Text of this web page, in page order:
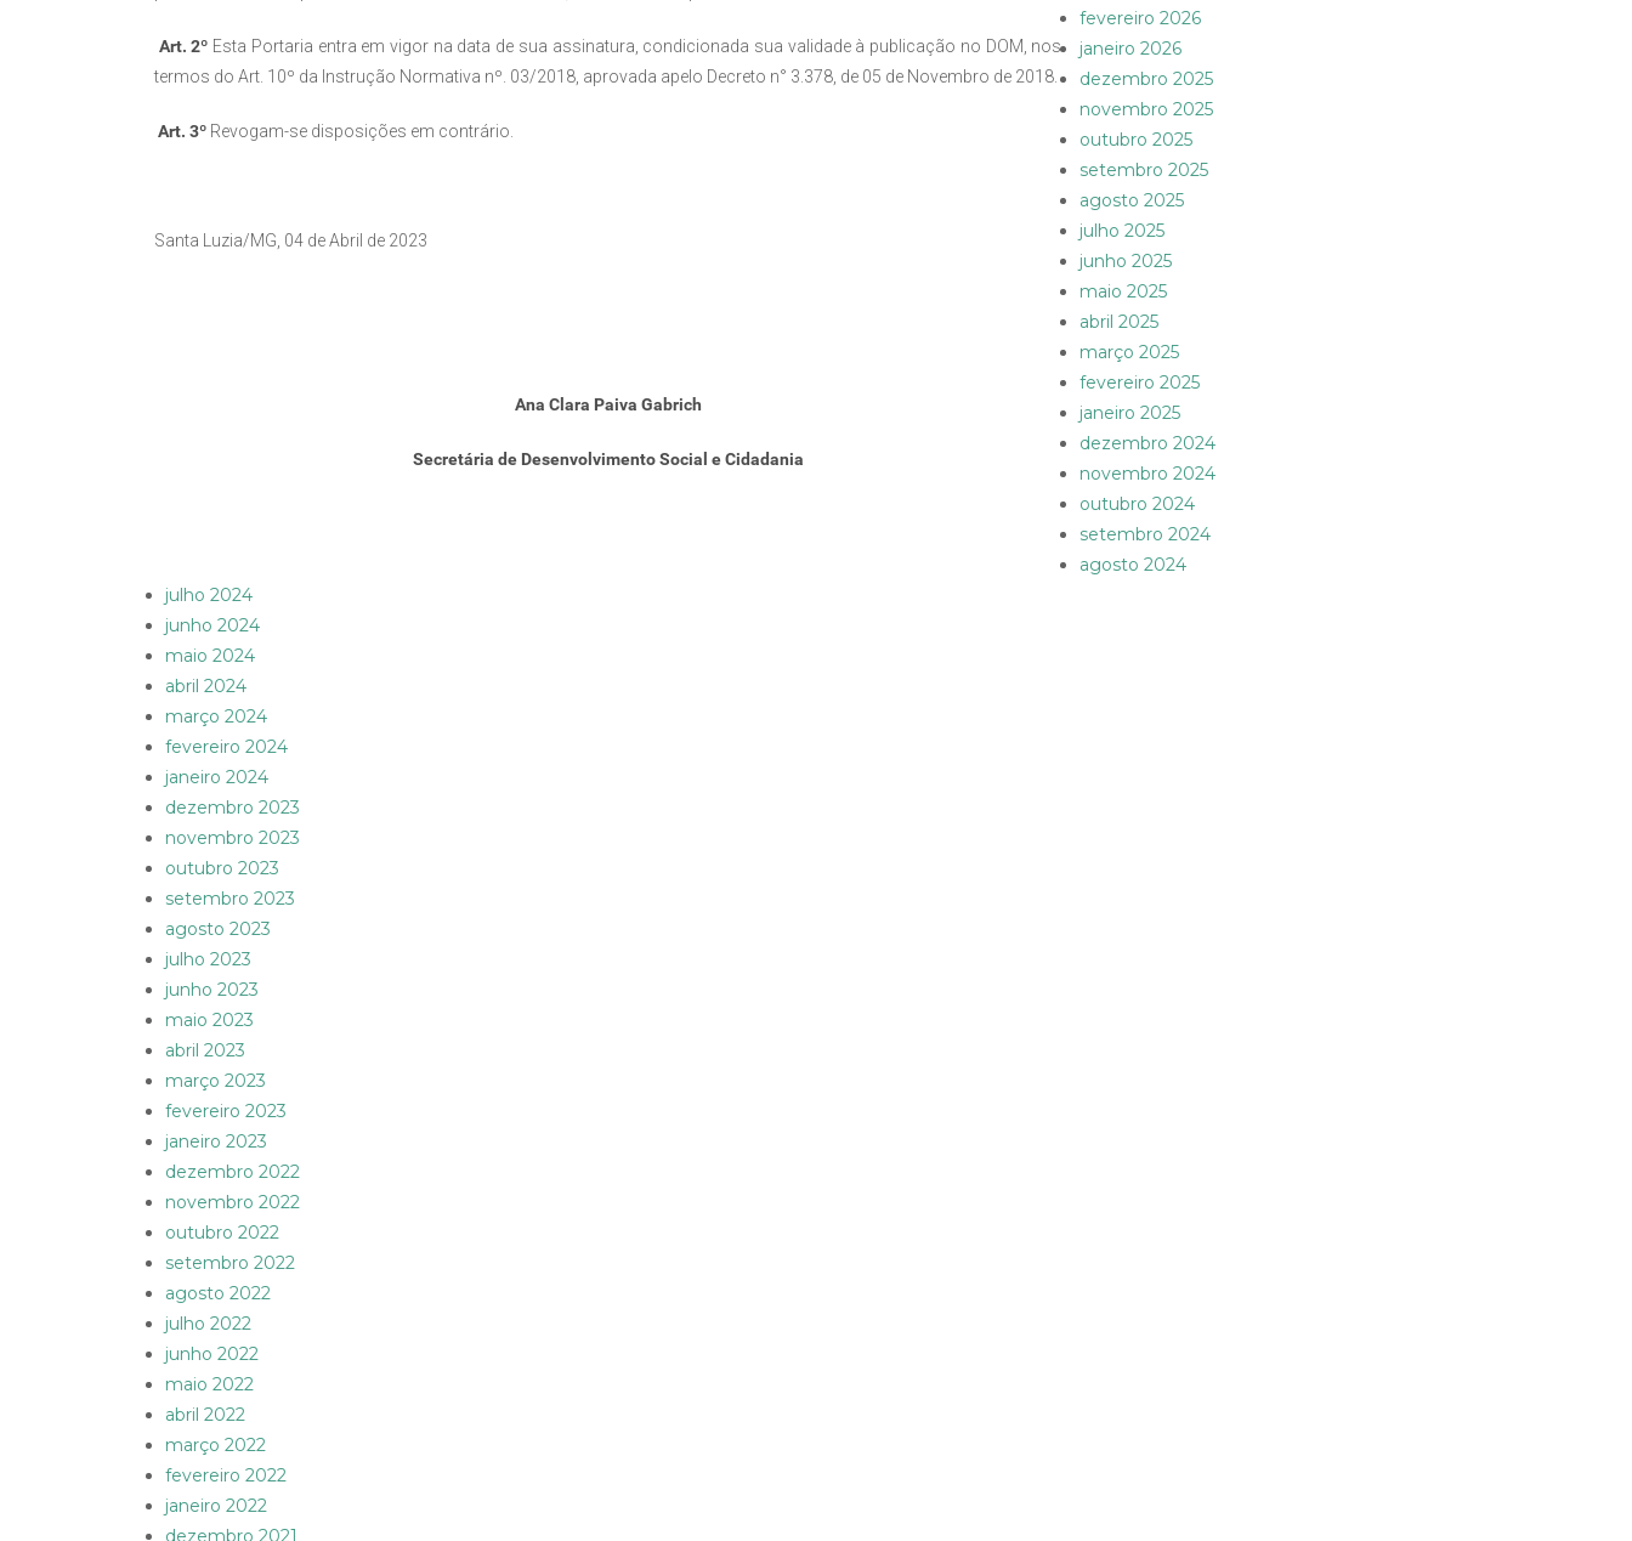
Art. 2º Esta Portaria entra em vigor na data de sua assinatura, condicionada sua validade à publicação no DOM, nos
termos do Art. 10º da Instrução Normativa nº. 03/2018, aprovada apelo Decreto n° 3.378, de 05 de Novembro de 2018.
Art. 3º Revogam-se disposições em contrário.
Santa Luzia/MG, 04 de Abril de 2023
Ana Clara Paiva Gabrich
Secretária de Desenvolvimento Social e Cidadania
fevereiro 2026
janeiro 2026
dezembro 2025
novembro 2025
outubro 2025
setembro 2025
agosto 2025
julho 2025
junho 2025
maio 2025
abril 2025
março 2025
fevereiro 2025
janeiro 2025
dezembro 2024
novembro 2024
outubro 2024
setembro 2024
agosto 2024
julho 2024
junho 2024
maio 2024
abril 2024
março 2024
fevereiro 2024
janeiro 2024
dezembro 2023
novembro 2023
outubro 2023
setembro 2023
agosto 2023
julho 2023
junho 2023
maio 2023
abril 2023
março 2023
fevereiro 2023
janeiro 2023
dezembro 2022
novembro 2022
outubro 2022
setembro 2022
agosto 2022
julho 2022
junho 2022
maio 2022
abril 2022
março 2022
fevereiro 2022
janeiro 2022
dezembro 2021